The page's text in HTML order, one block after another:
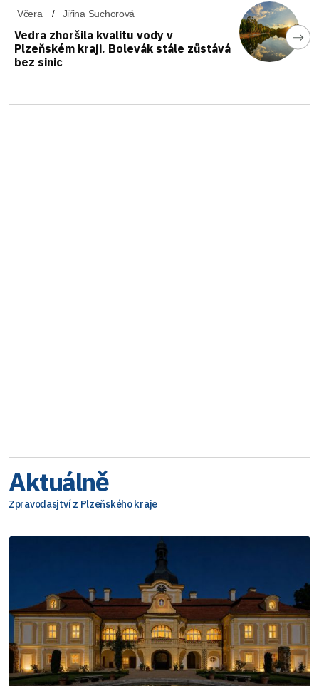
Včera Jiřina Suchorová
Vedra zhoršila kvalitu vody v
Plzeňském kraji. Bolevák stále zůstává
bez sinic
Aktuálně
Zpravodasjtví z Plzeňského kraje